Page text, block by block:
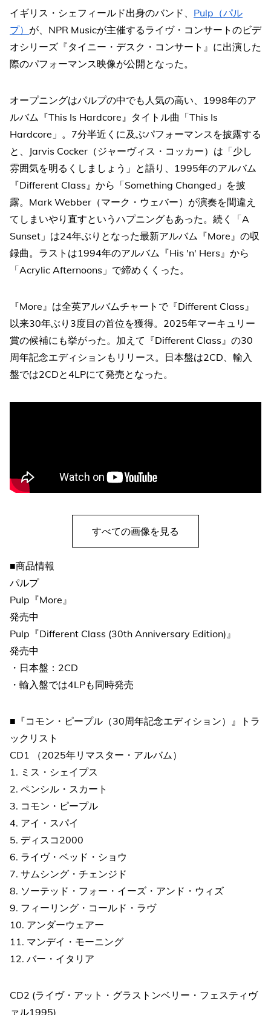
イギリス・シェフィールド出身のバンド、 Pulp（パル
プ） が、NPR Musicが主催するライヴ・コンサートのビデ
オシリーズ『タイニー・デスク・コンサート』に出演した
際のパフォーマンス映像が公開となった。
オープニングはパルプの中でも人気の高い、1998年のア
ルバム『This Is Hardcore』タイトル曲「This Is
Hardcore」。7分半近くに及ぶパフォーマンスを披露する
と、Jarvis Cocker（ジャーヴィス・コッカー）は「少し
雰囲気を明るくしましょう」と語り、1995年のアルバム
『Different Class』から「Something Changed」を披
露。Mark Webber（マーク・ウェバー）が演奏を間違え
てしまいやり直すというハプニングもあった。続く「A
Sunset」は24年ぶりとなった最新アルバム『More』の収
録曲。ラストは1994年のアルバム『His 'n' Hers』から
「Acrylic Afternoons」で締めくくった。
『More』は全英アルバムチャートで『Different Class』
以来30年ぶり3度目の首位を獲得。2025年マーキュリー
賞の候補にも挙がった。加えて『Different Class』の30
周年記念エディションもリリース。日本盤は2CD、輸入
盤では2CDと4LPにて発売となった。
すべての画像を見る
■商品情報
パルプ
Pulp『More』
発売中
Pulp『Different Class (30th Anniversary Edition)』
発売中
・日本盤：2CD
・輸入盤では4LPも同時発売
■『コモン・ピープル（30周年記念エディション）』トラ
ックリスト
CD1 （2025年リマスター・アルバム）
1. ミス・シェイプス
2. ペンシル・スカート
3. コモン・ピープル
4. アイ・スパイ
5. ディスコ2000
6. ライヴ・ベッド・ショウ
7. サムシング・チェンジド
8. ソーテッド・フォー・イーズ・アンド・ウィズ
9. フィーリング・コールド・ラヴ
10. アンダーウェアー
11. マンデイ・モーニング
12. バー・イタリア
CD2 (ライヴ・アット・グラストンベリー・フェスティヴ
ァル1995)